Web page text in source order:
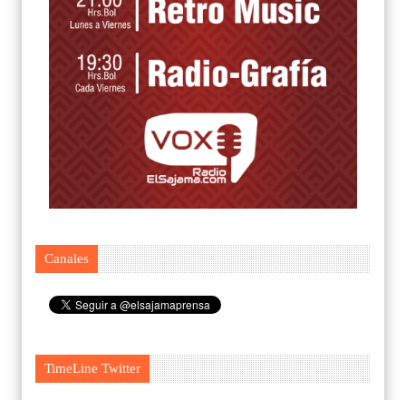
Canales
TimeLine Twitter